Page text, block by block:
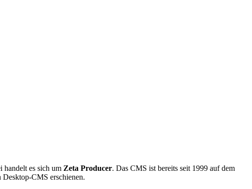
es sich um Zeta Producer. Das CMS ist bereits seit 1999 auf dem
Desktop-CMS erschienen.